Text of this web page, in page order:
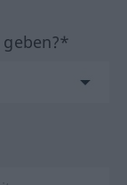
geben?*